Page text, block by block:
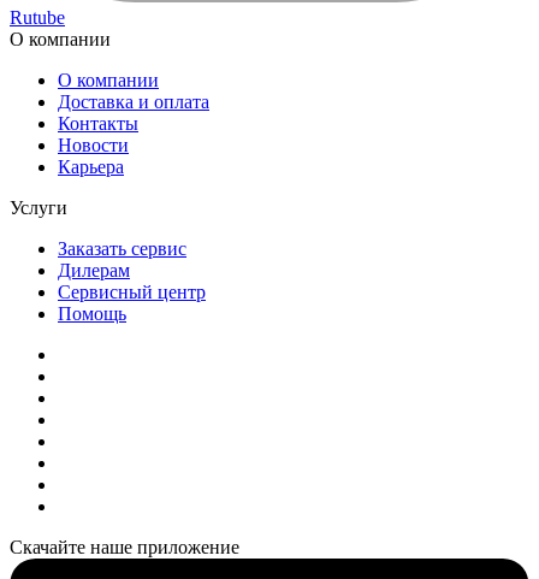
Rutube
О компании
О компании
Доставка и оплата
Контакты
Новости
Карьера
Услуги
Заказать сервис
Дилерам
Сервисный центр
Помощь
Скачайте наше приложение